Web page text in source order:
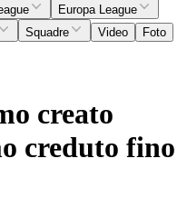
Europa League
Squadre Video
Foto
creato
creduto fino